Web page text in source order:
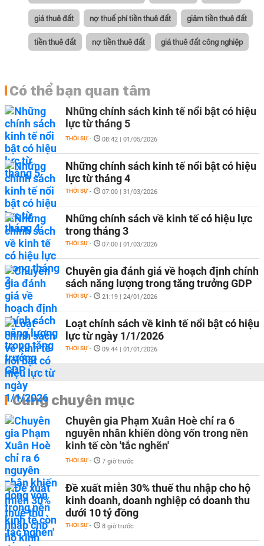
giá thuê đất nợ thuế phí tiền thuê đất giảm tiền thuê đất
tiền thuê đất nợ tiền thuê đất giá thuê đất công nghiệp
Có thể bạn quan tâm
Những chính sách kinh tế nổi bật có hiệu
lực từ tháng 5
THỜI SỰ - 08:42 | 01/05/2026
Những chính sách kinh tế nổi bật có hiệu
lực từ tháng 4
THỜI SỰ - 07:00 | 31/03/2026
Những chính sách về kinh tế có hiệu lực
trong tháng 3
THỜI SỰ - 07:00 | 01/03/2026
Chuyên gia đánh giá về hoạch định chính
sách năng lượng trong tăng trưởng GDP
THỜI SỰ - 21:19 | 24/01/2026
Loạt chính sách về kinh tế nổi bật có hiệu
lực từ ngày 1/1/2026
THỜI SỰ - 09:44 | 01/01/2026
Cùng chuyên mục
Chuyên gia Phạm Xuân Hoè chỉ ra 6
nguyên nhân khiến dòng vốn trong nền
kinh tế còn 'tắc nghẽn'
THỜI SỰ - 7 giờ trước
Đề xuất miễn 30% thuế thu nhập cho hộ
kinh doanh, doanh nghiệp có doanh thu
dưới 10 tỷ đồng
THỜI SỰ - 8 giờ trước